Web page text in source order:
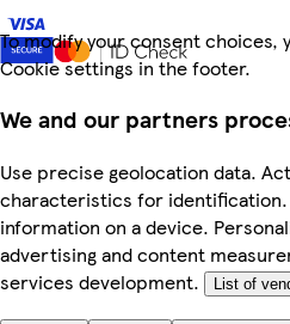
To modify your consent choices,
Cookie settings in the footer.
We and our partners
Use precise geolocation data.
characteristics for
information on a device.
advertising and content
services development.
List of